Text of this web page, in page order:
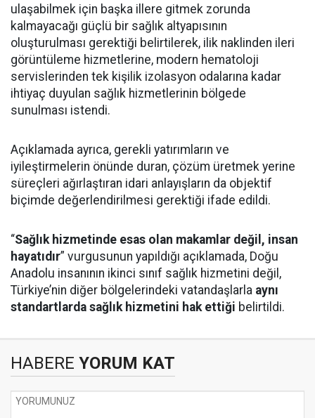
ulaşabilmek için başka illere gitmek zorunda
kalmayacağı güçlü bir sağlık altyapısının
oluşturulması gerektiği belirtilerek, ilik naklinden ileri
görüntüleme hizmetlerine, modern hematoloji
servislerinden tek kişilik izolasyon odalarına kadar
ihtiyaç duyulan sağlık hizmetlerinin bölgede
sunulması istendi.
Açıklamada ayrıca, gerekli yatırımların ve
iyileştirmelerin önünde duran, çözüm üretmek yerine
süreçleri ağırlaştıran idari anlayışların da objektif
biçimde değerlendirilmesi gerektiği ifade edildi.
“Sağlık hizmetinde esas olan makamlar değil, insan
hayatıdır” vurgusunun yapıldığı açıklamada, Doğu
Anadolu insanının ikinci sınıf sağlık hizmetini değil,
Türkiye’nin diğer bölgelerindeki vatandaşlarla aynı
standartlarda sağlık hizmetini hak ettiği belirtildi.
HABERE YORUM KAT